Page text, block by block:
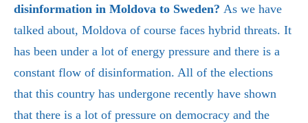
disinformation in Moldova to Sweden? As we have
talked about, Moldova of course faces hybrid threats. It
has been under a lot of energy pressure and there is a
constant flow of disinformation. All of the elections
that this country has undergone recently have shown
that there is a lot of pressure on democracy and the